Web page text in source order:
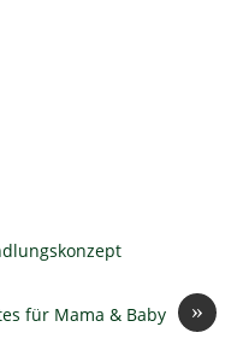
»
für Mama & Baby